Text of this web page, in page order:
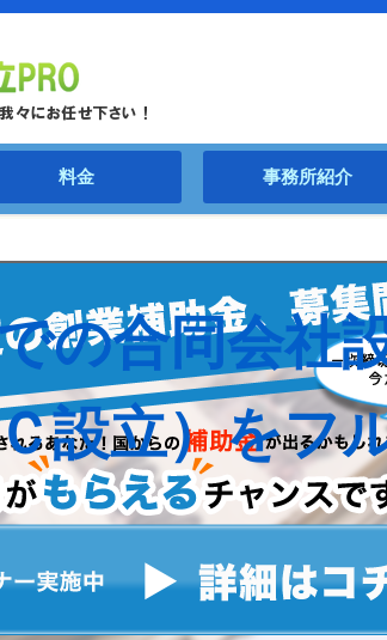
料金 事務所紹介
の合同会社
設立）をフ